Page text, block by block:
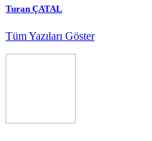
Turan ÇATAL
Tüm Yazıları Göster